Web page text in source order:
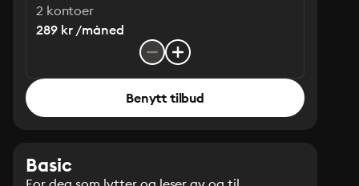
2 kontoer
289 kr /måned
Benytt tilbud
Basic